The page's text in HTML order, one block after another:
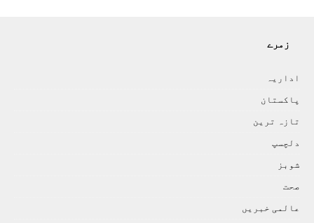
زمرے
اداريہ
پاکستان
تازہ ترين
دلچسپ
شوبز
صحت
عالمی خبريں